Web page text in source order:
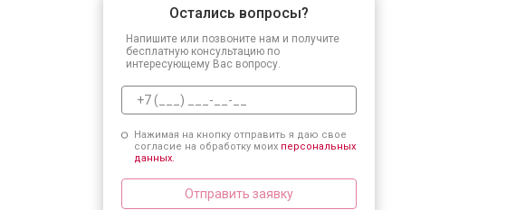
Остались вопросы?
Напишите или позвоните нам и получите
бесплатную консультацию по
интересующему Вас вопросу.
Нажимая на кнопку отправить я даю свое
согласие на обработку моих персональных
данных.
Отправить заявку